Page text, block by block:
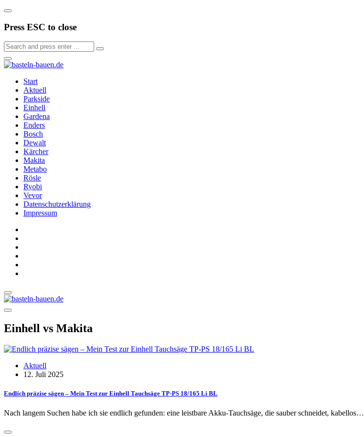
Press ESC to close
Start
Aktuell
Parkside
Einhell
Gardena
Enders
Bosch
Dewalt
Kärcher
Makita
Metabo
Rösle
Ryobi
Vevor
Datenschutzerklärung
Impressum
Einhell vs Makita
Aktuell
12. Juli 2025
Endlich präzise sägen – Mein Test zur Einhell Tauchsäge TP-PS 18/165 Li BL
Nach langem Suchen habe ich sie endlich gefunden: eine leistbare Akku-Tauchsäge, die sauber schneidet, kabellos…